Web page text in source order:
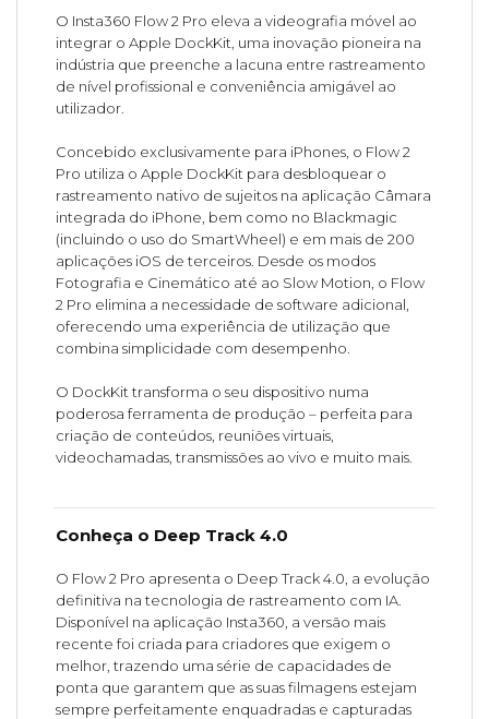
O Insta360 Flow 2 Pro eleva a videografia móvel ao
integrar o Apple DockKit, uma inovação pioneira na
indústria que preenche a lacuna entre rastreamento
de nível profissional e conveniência amigável ao
utilizador.
Concebido exclusivamente para iPhones, o Flow 2
Pro utiliza o Apple DockKit para desbloquear o
rastreamento nativo de sujeitos na aplicação Câmara
integrada do iPhone, bem como no Blackmagic
(incluindo o uso do SmartWheel) e em mais de 200
aplicações iOS de terceiros. Desde os modos
Fotografia e Cinemático até ao Slow Motion, o Flow
2 Pro elimina a necessidade de software adicional,
oferecendo uma experiência de utilização que
combina simplicidade com desempenho.
O DockKit transforma o seu dispositivo numa
poderosa ferramenta de produção – perfeita para
criação de conteúdos, reuniões virtuais,
videochamadas, transmissões ao vivo e muito mais.
Conheça o Deep Track 4.0
O Flow 2 Pro apresenta o Deep Track 4.0, a evolução
definitiva na tecnologia de rastreamento com IA.
Disponível na aplicação Insta360, a versão mais
recente foi criada para criadores que exigem o
melhor, trazendo uma série de capacidades de
ponta que garantem que as suas filmagens estejam
sempre perfeitamente enquadradas e capturadas